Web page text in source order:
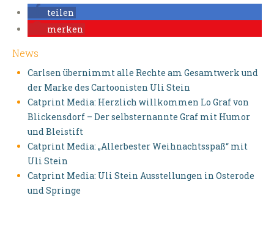
teilen
merken
News
Carlsen übernimmt alle Rechte am Gesamtwerk und
der Marke des Cartoonisten Uli Stein
Catprint Media: Herzlich willkommen Lo Graf von
Blickensdorf – Der selbsternannte Graf mit Humor
und Bleistift
Catprint Media: „Allerbester Weihnachtsspaß“ mit
Uli Stein
Catprint Media: Uli Stein Ausstellungen in Osterode
und Springe